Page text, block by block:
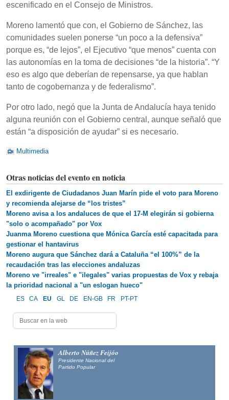
escenificado en el Consejo de Ministros.
Moreno lamentó que con, el Gobierno de Sánchez, las
comunidades suelen ponerse “un poco a la defensiva”
porque es, “de lejos”, el Ejecutivo “que menos” cuenta con
las autonomías en la toma de decisiones “de la historia”. “Y
eso es algo que deberían de repensarse, ya que hablan
tanto de cogobernanza y de federalismo”.
Por otro lado, negó que la Junta de Andalucía haya tenido
alguna reunión con el Gobierno central, aunque señaló que
están “a disposición de ayudar” si es necesario.
Multimedia
Otras noticias del evento en noticia
El exdirigente de Ciudadanos Juan Marín pide el voto para Moreno
y recomienda alejarse de “los tristes”
Moreno avisa a los andaluces de que el 17-M elegirán si gobierna
"solo o acompañado" por Vox
Juanma Moreno cuestiona que Mónica García esté capacitada para
gestionar el hantavirus
Moreno augura que Sánchez dará a Cataluña “el 100%” de la
recaudación tras las elecciones andaluzas
Moreno ve "irreales" e "ilegales" varias propuestas de Vox y rebaja
la prioridad nacional a "un eslogan hueco"
ES CA EU GL DE EN-GB FR PT-PT
Alberto Núñez Feijóo
Presidente Nacional del
Partido Popular